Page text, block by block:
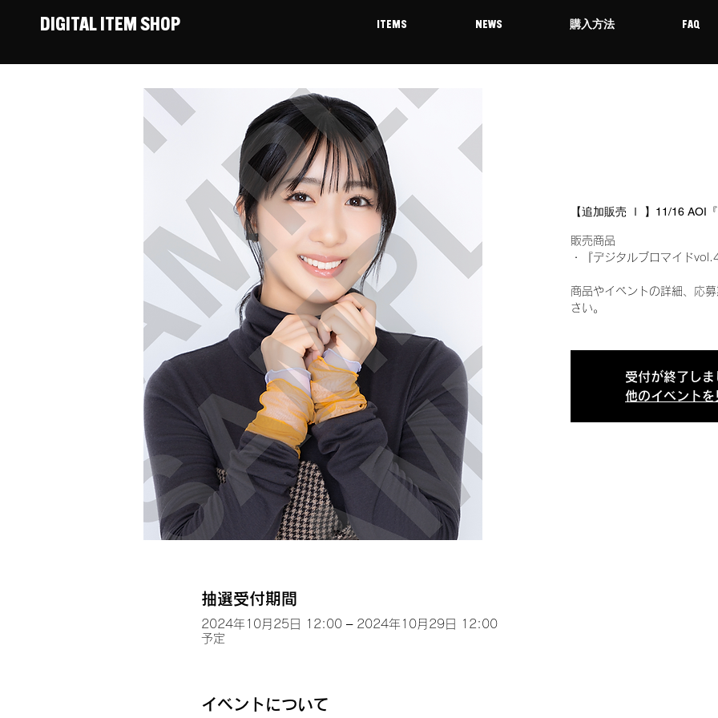
DIGITAL ITEM SHOP ITEMS NEWS 購入方法 FAQ
【追加販売 Ⅰ 】11/16 AOI
販売商品
・『デジタルブロマイド
商品やイベントの詳細、応
さい。
受付が終了しま
他のイベントを
抽選受付期間
2024年10月25日 12:00 – 2024年10月29日 12:00
予定
イベントについて